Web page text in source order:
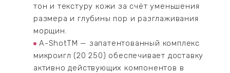
тон и текстуру кожи за счёт уменьшения
размера и глубины пор и разглаживания
морщин.
A-ShotTM — запатентованный комплекс
микроигл (20 250) обеспечивает доставку
активно действующих компонентов в